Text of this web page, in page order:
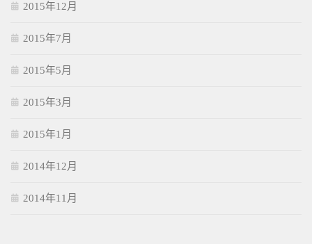
2015年12月
2015年7月
2015年5月
2015年3月
2015年1月
2014年12月
2014年11月